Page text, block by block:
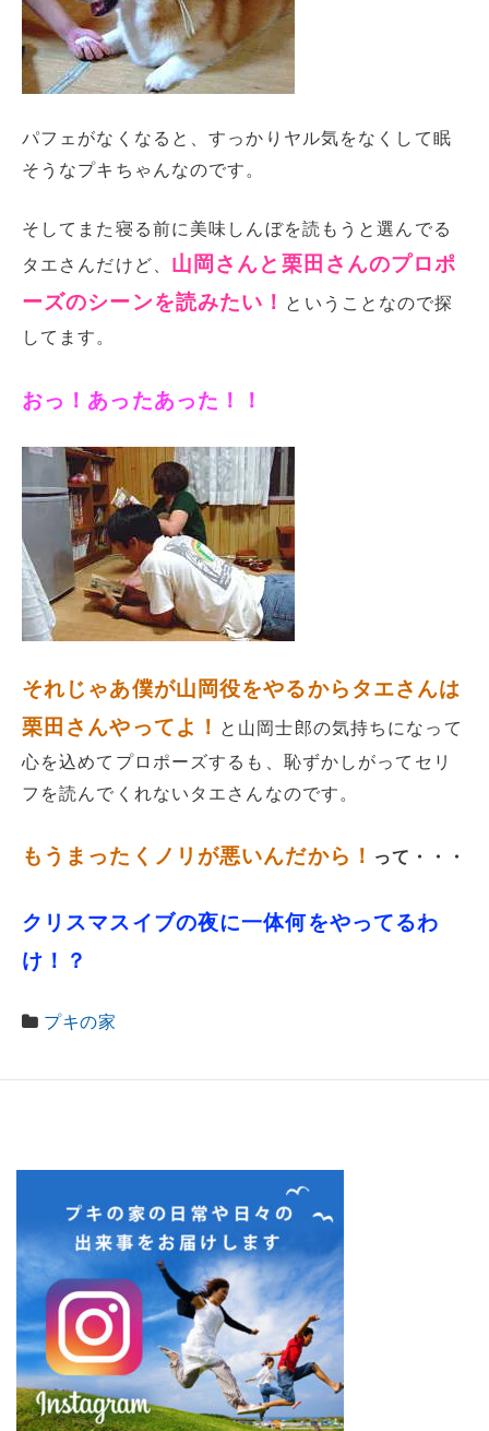
パフェがなくなると、すっかりヤル気をなくして眠
そうなプキちゃんなのです。
そしてまた寝る前に美味しんぼを読もうと選んでる
タエさんだけど、 山岡さんと栗田さんのプロポ
ーズのシーンを読みたい！ ということなので探
してます。
おっ！あったあった！！
それじゃあ僕が山岡役をやるからタエさんは
栗田さんやってよ！ と山岡士郎の気持ちになって
心を込めてプロポーズするも、恥ずかしがってセリ
フを読んでくれないタエさんなのです。
もうまったくノリが悪いんだから！ って・・・
クリスマスイブの夜に一体何をやってるわ
け！？
プキの家